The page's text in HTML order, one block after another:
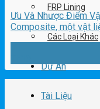
FRP Lining
Các Loại Khác
Dự Án
Tài Liệu
Ưu Và Nhược Điểm
Composite, một vật